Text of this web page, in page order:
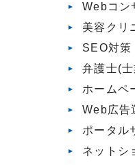
Webコン
美容クリ
SEO対策
弁護士(
ホームペ
Web広告
ポータル
ネットシ